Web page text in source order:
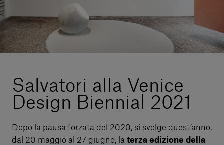
Italiano
Contattaci
Salvatori alla Venice
Design Biennial 2021
Dopo la pausa forzata del 2020, si svolge quest’anno,
dal 20 maggio al 27 giugno, la terza edizione della